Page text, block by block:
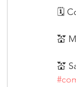
🗓
💒
💒